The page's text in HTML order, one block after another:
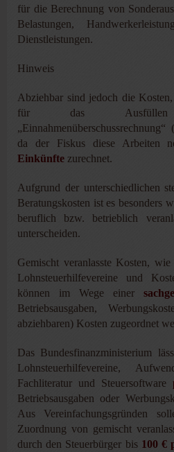
für die Berechnung von
Belastungen,
Dienstleistungen.
Hinweis
Abziehbar sind jedoch die
für das
da der Fiskus diese Arbeiten
Einkünfte zurechnet.
Aufgrund der unterschiedlichen
Beratungskosten ist es besonders
beruflich bzw. betrieblich
unterscheiden.
Gemischt veranlasste Kosten,
Lohnsteuerhilfevereine und
können im Wege einer
Betriebsausgaben,
abziehbaren) Kosten zugeordnet
Das Bundesfinanzministerium
Lohnsteuerhilfevereine,
Fachliteratur und Steuersoftware
Betriebsausgaben oder
Aus Vereinfachungsgründen
Zuordnung von gemischt
durch den Steuerbürger bis 100 €